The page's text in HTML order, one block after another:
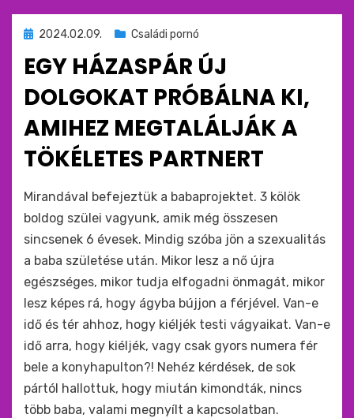
Beküldve
2024.02.09. Családi pornó
EGY HÁZASPÁR ÚJ
DOLGOKAT PRÓBÁLNA KI,
AMIHEZ MEGTALÁLJÁK A
TÖKÉLETES PARTNERT
monkey
Mirandával befejeztük a babaprojektet. 3 kölök
boldog szülei vagyunk, amik még összesen
sincsenek 6 évesek. Mindig szóba jön a szexualitás
a baba születése után. Mikor lesz a nő újra
egészséges, mikor tudja elfogadni önmagát, mikor
lesz képes rá, hogy ágyba bújjon a férjével. Van-e
idő és tér ahhoz, hogy kiéljék testi vágyaikat. Van-e
idő arra, hogy kiéljék, vagy csak gyors numera fér
bele a konyhapulton?! Nehéz kérdések, de sok
pártól hallottuk, hogy miután kimondták, nincs
több baba, valami megnyílt a kapcsolatban.